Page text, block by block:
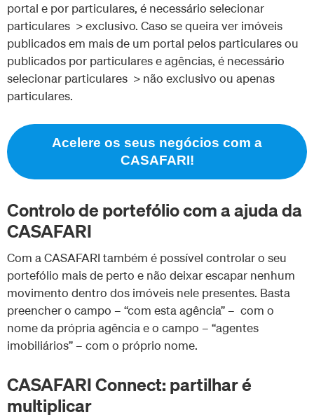
portal e por particulares, é necessário selecionar
particulares > exclusivo. Caso se queira ver imóveis
publicados em mais de um portal pelos particulares ou
publicados por particulares e agências, é necessário
selecionar particulares > não exclusivo ou apenas
particulares.
Acelere os seus negócios com a
CASAFARI!
Controlo de portefólio com a ajuda da
CASAFARI
Com a CASAFARI também é possível controlar o seu
portefólio mais de perto e não deixar escapar nenhum
movimento dentro dos imóveis nele presentes. Basta
preencher o campo – “com esta agência” – com o
nome da própria agência e o campo – “agentes
imobiliários” – com o próprio nome.
CASAFARI Connect: partilhar é
multiplicar